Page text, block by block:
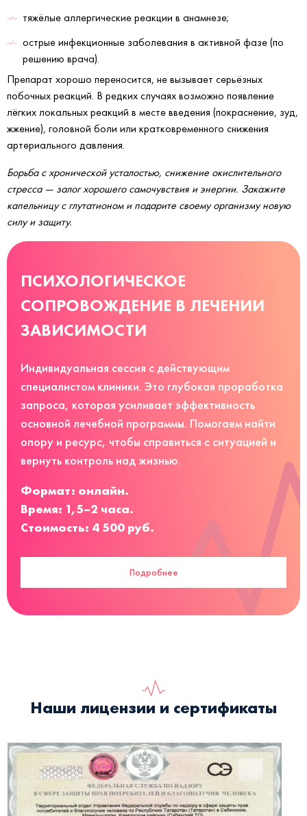
тяжёлые аллергические реакции в анамнезе;
острые инфекционные заболевания в активной фазе (по
решению врача).
Препарат хорошо переносится, не вызывает серьёзных
побочных реакций. В редких случаях возможно появление
лёгких локальных реакций в месте введения (покраснение, зуд,
жжение), головной боли или кратковременного снижения
артериального давления.
Борьба с хронической усталостью, снижение окислительного
стресса — залог хорошего самочувствия и энергии. Закажите
капельницу с глутатионом и подарите своему организму новую
силу и защиту.
ПСИХОЛОГИЧЕСКОЕ
СОПРОВОЖДЕНИЕ В ЛЕЧЕНИИ
ЗАВИСИМОСТИ
Индивидуальная сессия с действующим
специалистом клиники. Это глубокая проработка
запроса, которая усиливает эффективность
основной лечебной программы. Помогаем найти
опору и ресурс, чтобы справиться с ситуацией и
вернуть контроль над жизнью.
Формат: онлайн.
Время: 1,5–2 часа.
Стоимость: 4 500 руб.
Подробнее
Наши лицензии и сертификаты